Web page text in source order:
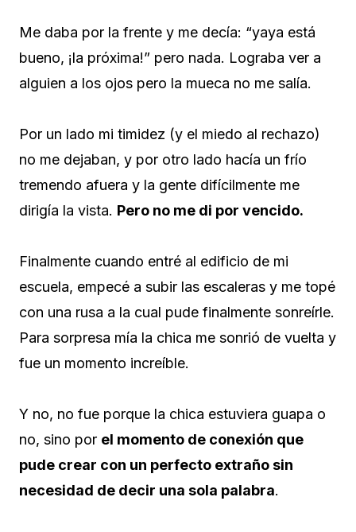
Me daba por la frente y me decía: “yaya está
bueno, ¡la próxima!” pero nada. Lograba ver a
alguien a los ojos pero la mueca no me salía.
Por un lado mi timidez (y el miedo al rechazo)
no me dejaban, y por otro lado hacía un frío
tremendo afuera y la gente difícilmente me
dirigía la vista. Pero no me di por vencido.
Finalmente cuando entré al edificio de mi
escuela, empecé a subir las escaleras y me topé
con una rusa a la cual pude finalmente sonreírle.
Para sorpresa mía la chica me sonrió de vuelta y
fue un momento increíble.
Y no, no fue porque la chica estuviera guapa o
no, sino por el momento de conexión que
pude crear con un perfecto extraño sin
necesidad de decir una sola palabra.